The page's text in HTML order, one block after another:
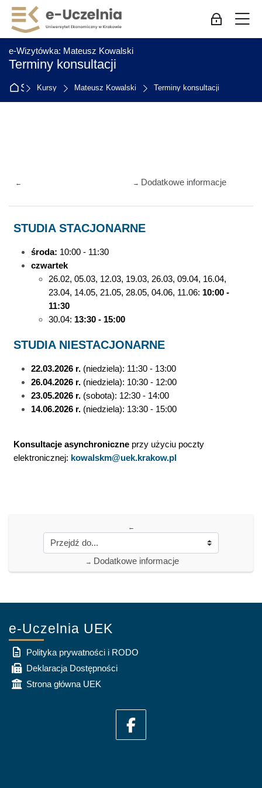
Skip to navigation
Skip to login form
Przejdź do głównej zawartości
Skip to accessibility options
Skip to footer
Skip accessibility options
Zaloguj
e-Wizytówka: Mateusz Kowalski
Terminy konsultacji
Strona główna
Kursy Mateusz Kowalski Terminy konsultacji
← → Dodatkowe informacje
STUDIA STACJONARNE
środa: 10:00 - 11:30
czwartek
26.02, 05.03, 12.03, 19.03, 26.03, 09.04, 16.04,
23.04, 14.05, 21.05, 28.05, 04.06, 11.06: 10:00 -
11:30
30.04: 13:30 - 15:00
STUDIA NIESTACJONARNE
22.03.2026 r. (niedziela): 11:30 - 13:00
26.04.2026 r. (niedziela): 10:30 - 12:00
23.05.2026 r. (sobota): 12:30 - 14:00
14.06.2026 r.(niedziela): 13:30 - 15:00
Konsultacje asynchroniczneprzy użyciu poczty
elektronicznej: kowalskm@uek.krakow.pl
←
→ Dodatkowe informacje
e-Uczelnia UEK
Polityka prywatności i RODO
Deklaracja Dostępności
Strona główna UEK